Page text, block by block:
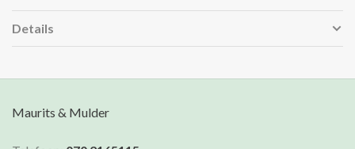
Details
Maurits & Mulder